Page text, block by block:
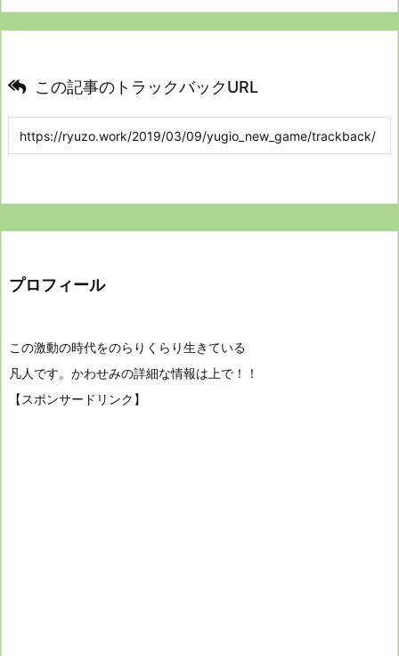
この記事のトラックバックURL
プロフィール
この激動の時代をのらりくらり生きている
凡人です。かわせみの詳細な情報は上で！！
【スポンサードリンク】